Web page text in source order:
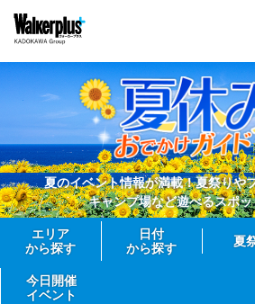
夏のイベント情報が満載！夏祭りや
キャンプ場など遊べるスポ
エリア
から探す
日付
から探す
夏
今日開催
イベント